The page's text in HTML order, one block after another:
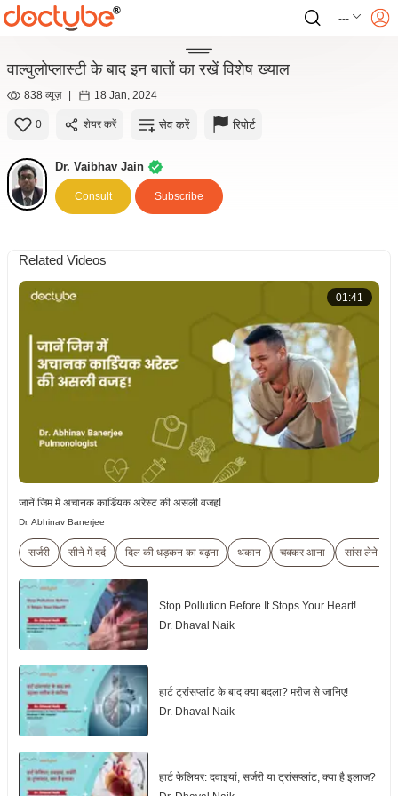
---
वाल्वुलोप्लास्टी के बाद इन बातों का रखें विशेष ख्याल
838 व्यूज़ | 18 Jan, 2024
0 शेयर करें सेव करें रिपोर्ट
Dr. Vaibhav Jain
Consult Subscribe
Related Videos
01:41
जानें जिम में अचानक कार्डियक अरेस्ट की असली वजह!
Dr. Abhinav Banerjee
सर्जरी सीने में दर्द दिल की धड़कन का बढ़ना थकान चक्कर आना सांस लेने में
Stop Pollution Before It Stops Your Heart!
Dr. Dhaval Naik
हार्ट ट्रांसप्लांट के बाद क्या बदला? मरीज से जानिए!
Dr. Dhaval Naik
हार्ट फेलियर: दवाइयां, सर्जरी या ट्रांसप्लांट, क्या है इलाज?